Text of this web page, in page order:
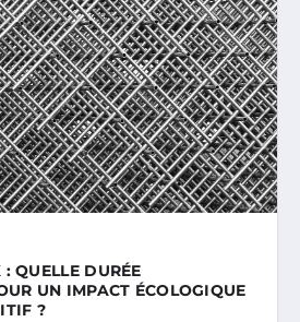
QUELLE DURÉE
UN IMPACT ÉCOLOGIQUE
?